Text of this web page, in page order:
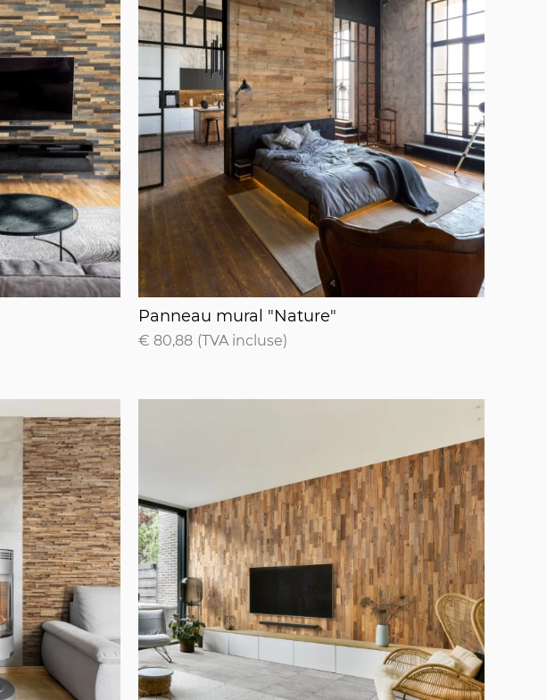
Panneau mural "Nature"
Panneau mural "Nature"
€ 80,88 (TVA incluse)